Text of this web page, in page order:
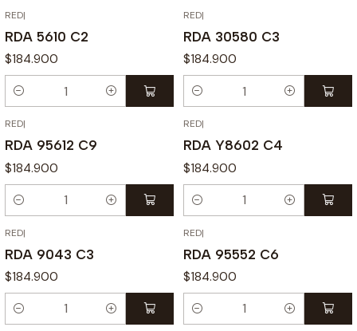
RED|
RDA 5610 C2
$184.900
Cantidad
RED|
RDA 30580 C3
$184.900
Cantidad
RED|
RDA 95612 C9
$184.900
Cantidad
RED|
RDA Y8602 C4
$184.900
Cantidad
RED|
RDA 9043 C3
$184.900
Cantidad
RED|
RDA 95552 C6
$184.900
Cantidad